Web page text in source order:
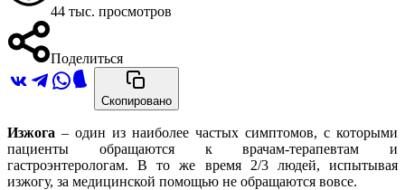
44 тыс. просмотров
Поделиться
Скопировано
Изжога – один из наиболее частых симптомов, с которыми
пациенты обращаются к врачам-терапевтам и
гастроэнтерологам. В то же время 2/3 людей, испытывая
изжогу, за медицинской помощью не обращаются вовсе.